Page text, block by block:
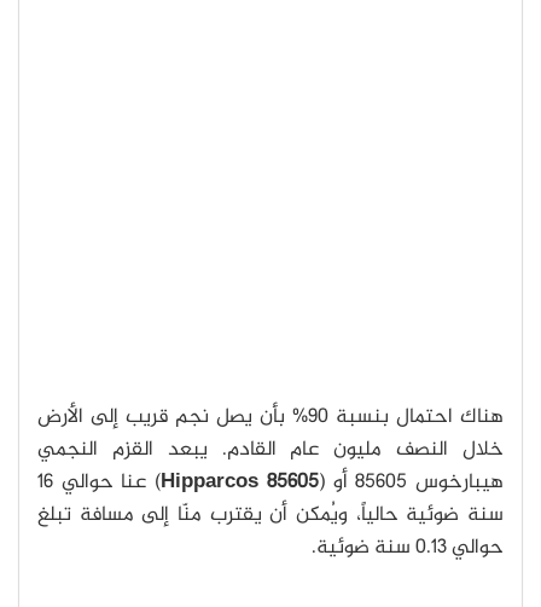
هناك احتمال بنسبة 90% بأن يصل نجم قريب إلى الأرض
خلال النصف مليون عام القادم. يبعد القزم النجمي
هيبارخوس 85605 أو (
Hipparcos 85605
) عنا حوالي 16
سنة ضوئية حالياً، ويُمكن أن يقترب منّا إلى مسافة تبلغ
حوالي 0.13 سنة ضوئية.